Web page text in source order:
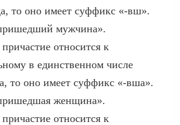
то оно имеет суффикс «-вш».
мужчина».
относится к
в единственном числе
то оно имеет суффикс «-вша».
женщина».
относится к